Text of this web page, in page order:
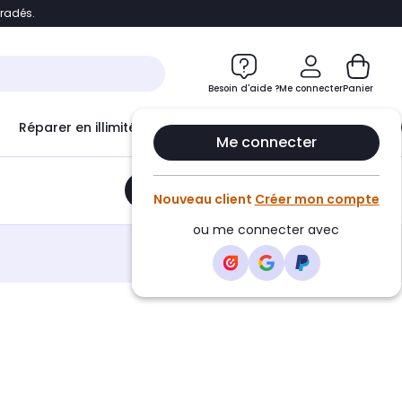
Accéder directement au chatbot
Besoin d'aide ?Me connecter
Me connecter
Nouveau client Créer mon compte
ou me connecter avec
Panier
Réparer en illimité avec Le Club Infinity
Ajouter au panier